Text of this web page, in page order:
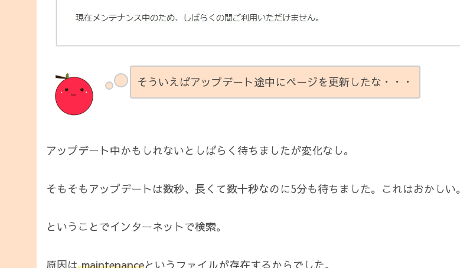
そういえばアップデート途中にページを更新したな・・・
アップデート中かもしれないとしばらく待ちましたが変化なし。
そもそもアップデートは数秒、長くて数十秒なのに5分も待ちました。これはおかしい。
ということでインターネットで検索。
原因は.maintenanceというファイルが存在するからでした。